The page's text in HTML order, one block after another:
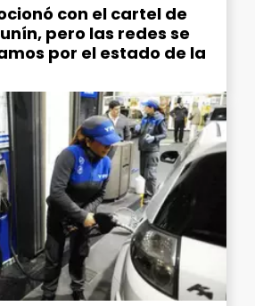
con el cartel de
pero las redes se
por el estado de la